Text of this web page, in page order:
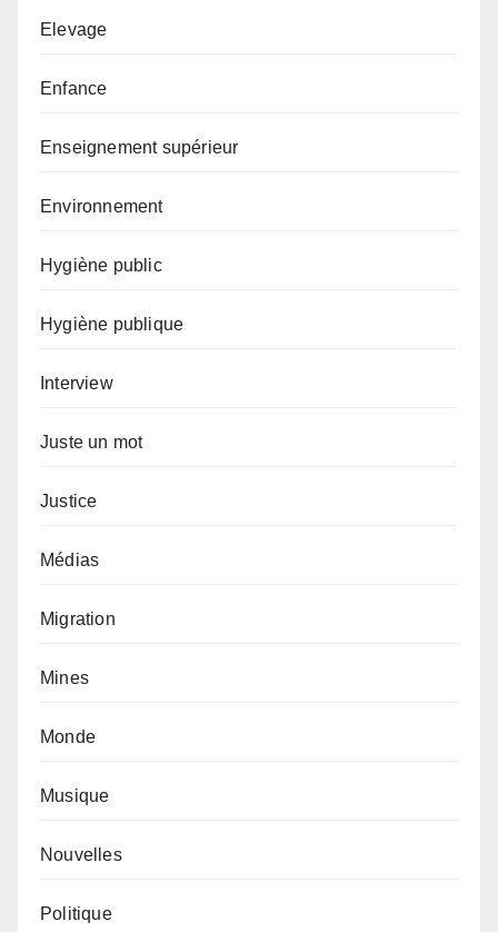
Elevage
Enfance
Enseignement supérieur
Environnement
Hygiène public
Hygiène publique
Interview
Juste un mot
Justice
Médias
Migration
Mines
Monde
Musique
Nouvelles
Politique